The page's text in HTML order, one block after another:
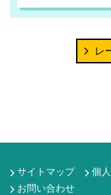
レ
サイトマップ 個
お問い合わせ